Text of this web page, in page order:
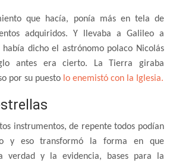
que hacía, ponía más en tela de
adquiridos. Y llevaba a Galileo a
había dicho el astrónomo polaco Nicolás
antes era cierto. La Tierra giraba
por su puesto lo enemistó con la Iglesia.
instrumentos, de repente todos podían
y eso transformó la forma en que
verdad y la evidencia, bases para la